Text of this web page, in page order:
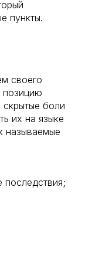
пункты.
своего
позицию
скрытые боли
их на языке
называемые